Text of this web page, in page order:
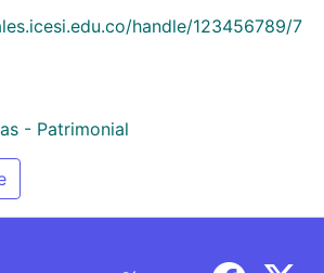
handle/123456789/7
- Patrimonial